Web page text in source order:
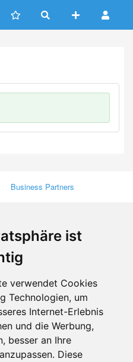
ist
verwendet Cookies
Technologien, um
Internet-Erlebnis
und die Werbung,
besser an Ihre
Diese
Business Partners
Media
Facebook
Twitter
YouTube
Google+
2026